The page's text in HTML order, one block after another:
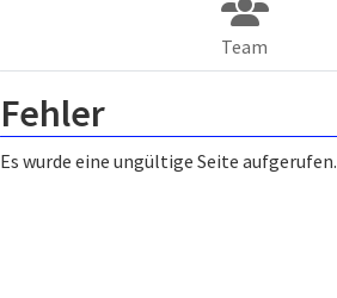
Team
Fehler
Es wurde eine ungültige Seite aufgerufen.